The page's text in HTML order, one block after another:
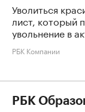
Уволиться
лист, который
увольнение в
РБК Компании
РБК